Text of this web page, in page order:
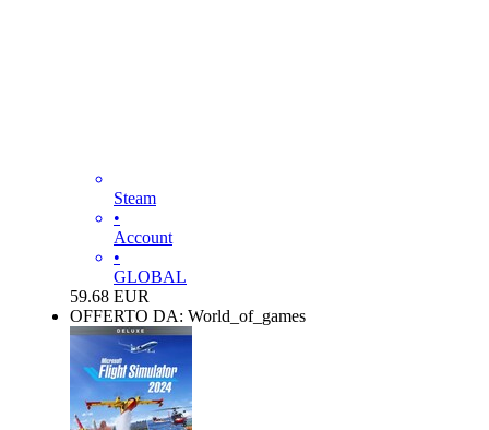
Steam
•
Account
•
GLOBAL
59.68 EUR
OFFERTO DA: World_of_games